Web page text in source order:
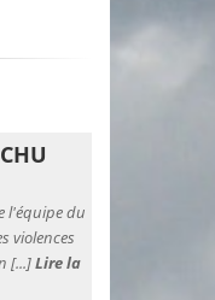
l'équipe du
violences
[...]Lire la